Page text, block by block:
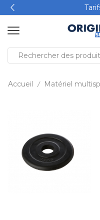
Accueil / Matériel